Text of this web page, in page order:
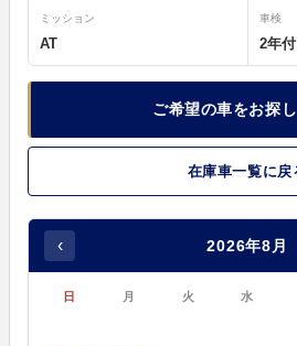
ミッション
AT
車検
2年付
ご希望の車をお探
在庫車一覧に戻
‹ 2026年8月
日 月 火 水